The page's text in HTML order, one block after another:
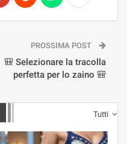
PROSSIMA POST
🎒 Selezionare la tracolla
perfetta per lo zaino 🎒
Tutti